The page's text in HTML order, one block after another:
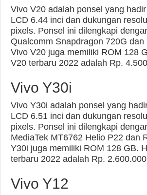
Vivo V20 adalah ponsel yang
LCD 6.44 inci dan dukungan
pixels. Ponsel ini dilengkapi
Qualcomm Snapdragon 720G dan
Vivo V20 juga memiliki ROM 128
V20 terbaru 2022 adalah Rp.
Vivo Y30i
Vivo Y30i adalah ponsel yang
LCD 6.51 inci dan dukungan
pixels. Ponsel ini dilengkapi
MediaTek MT6762 Helio P22 dan
Y30i juga memiliki ROM 128 GB.
terbaru 2022 adalah Rp.
Vivo Y12